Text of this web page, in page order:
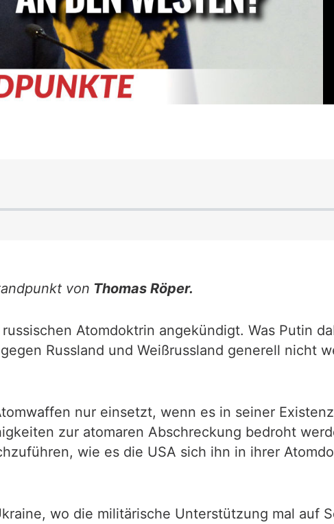
von Thomas Röper.
Atomdoktrin angekündigt. Was Putin
Russland und Weißrussland generell nicht
nur einsetzt, wenn es in seiner
zur atomaren Abschreckung bedroht
wie es die USA sich ihn in ihrer
wo die militärische Unterstützung mal auf